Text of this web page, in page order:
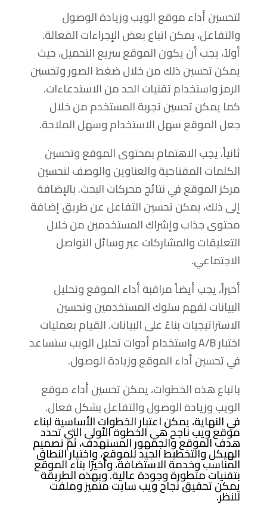
لتحسين أداء موقع الويب وزيادة الوصول
والتفاعل، يمكن اتباع بعض الإجراءات الفعالة.
أولاً، يجب أن يكون الموقع سريع التحميل، حيث
يمكن تحسين ذلك من خلال ضغط الصور وتحسين
الرمز واستخدام تقنيات الحد من الاستدعاءات.
كما يمكن تحسين تجربة المستخدم من خلال
جعل الموقع سهل الاستخدام وسهل الملاحة.
ثانياً، يجب الاهتمام بمحتوى الموقع وتحسين
الكلمات المفتاحية والعناوين والوصف لتحسين
مركز الموقع في نتائج محركات البحث. بالإضافة
إلى ذلك، يمكن تحسين التفاعل عن طريق إضافة
محتوى جذاب وإشراك المستخدمين من خلال
التعليقات والمشاركات عبر وسائل التواصل
الاجتماعي.
أخيراً، يجب أيضاً مراقبة أداء الموقع وتحليل
البيانات لفهم سلوك المستخدمين وتحسين
الاستراتيجيات بناءً على البيانات. القيام بعمليات
اختبار A/B واستخدام أدوات تحليل الويب ستساعد
في تحسين أداء الموقع وزيادة الوصول.
باتباع هذه الخطوات، يمكن تحسين أداء موقع
الويب وزيادة الوصول والتفاعل بشكل فعال.
في النهاية، يمكن اعتبار الخطوات الأساسية لبناء
موقع ويب ناجح هي الخطوة الأولى التي تحدد
هدف الموقع والجمهور المستهدف، ثم تصميم
الهيكل والتخطيط الجيد للموقع، واختيار النطاق
المناسب وخدمة الاستضافة، وأخيرًا بناء الموقع
بتقنيات متطورة وجودة عالية. وبهذه الطريقة
يمكن تحقيق نجاح ويب سايت متميز وملفت
للنظر.